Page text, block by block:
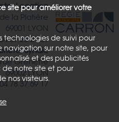
Location
la Platière
69001 LYON
Syndic
Grenette
69002 LYON
site pour améliorer votre
technologies de suivi pour
sur notre site, pour
et des publicités
de notre site et pour
visiteurs.